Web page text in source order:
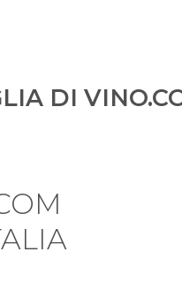
DI